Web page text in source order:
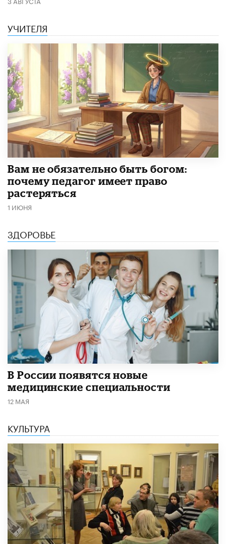
УЧИТЕЛЯ
​Вам не обязательно быть богом:
почему педагог имеет право
растеряться
1 ИЮНЯ
ЗДОРОВЬЕ
В России появятся новые
медицинские специальности
12 МАЯ
КУЛЬТУРА